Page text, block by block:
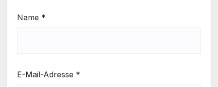
Name *
E-Mail-Adresse *